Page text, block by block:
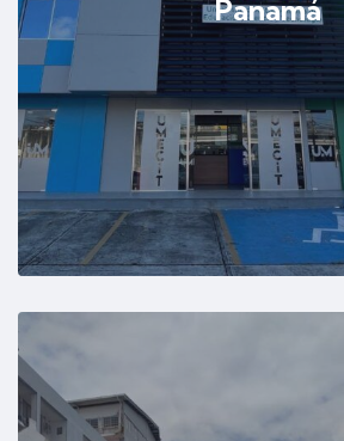
Panamá